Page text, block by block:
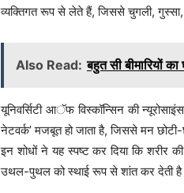
व्यक्तिगत रूप से लेते हैं, जिससे चुगली,
Also Read: बहुत सी बीमारियों
यूनिवर्सिटी आॅफ विस्कॉन्सिन की न्यूरोसाइंस
नेटवर्क’ मजबूत हो जाता है, जिससे मन
इन शोधों ने यह स्पष्ट कर दिया कि शरीर
उथल-पुथल को स्थाई रूप से शांत कर देती